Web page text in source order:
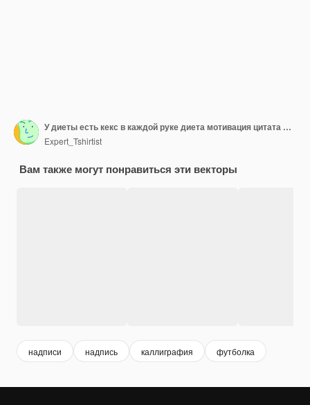
У диеты есть кекс в каждой руке диета мотивация цитата дизайн футболки премиум вектор
Expert_Tshirtist
Вам также могут понравиться эти векторы
надписи надпись каллиграфия футболка